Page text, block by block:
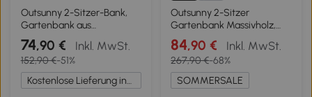
Outsunny 2-Sitzer-Bank,
Gartenbank aus
Kiefernholz mit Latten-Sitz,
Rustikale Außenbank für
Garten, Veranda, Terrasse,
Teak
74,90 € Inkl. MwSt.
152,90 €-51%
Kostenlose Lieferung innerhalb Deutschlands
Outsunny 2-Sitzer
Gartenbank Massivholz,
Sitzbank mit Armlehne,
Gartenmöbel 250kg
belastbar, Rustikale Bank
für Garten, Terrasse und
andere Außenbereiche, 108
84,90 € Inkl. MwSt.
267,90 €-68%
SOMMERSALE